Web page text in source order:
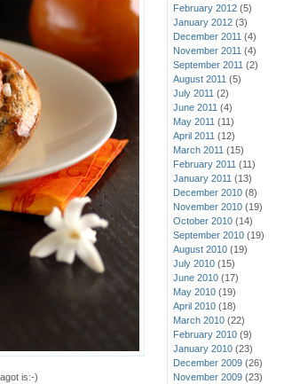
is:-)
February 2012 (5)
January 2012 (3)
December 2011 (4)
November 2011 (4)
September 2011 (2)
August 2011 (5)
July 2011 (2)
June 2011 (4)
May 2011 (11)
April 2011 (12)
March 2011 (15)
February 2011 (11)
January 2011 (13)
December 2010 (8)
November 2010 (19)
October 2010 (14)
September 2010 (19)
August 2010 (19)
July 2010 (15)
June 2010 (17)
May 2010 (19)
April 2010 (18)
March 2010 (22)
February 2010 (9)
January 2010 (23)
December 2009 (26)
November 2009 (23)